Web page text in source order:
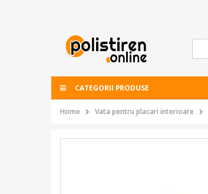
CATEGORII PRODUSE
Home Vata pentru placari interioare